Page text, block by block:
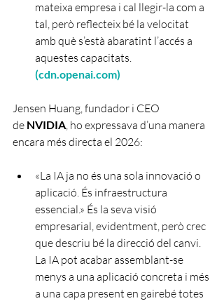
mateixa empresa i cal llegir-la com a
tal, però reflecteix bé la velocitat
amb què s’està abaratint l’accés a
aquestes capacitats.
(cdn.openai.com)
Jensen Huang, fundador i CEO
de NVIDIA , ho expressava d’una manera
encara més directa el 2026:
«La IA ja no és una sola innovació o
aplicació. És infraestructura
essencial.» És la seva visió
empresarial, evidentment, però crec
que descriu bé la direcció del canvi.
La IA pot acabar assemblant-se
menys a una aplicació concreta i més
a una capa present en gairebé totes